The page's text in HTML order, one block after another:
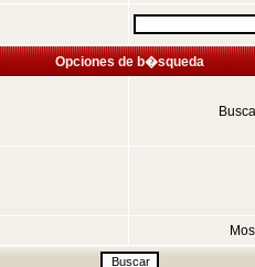
Opciones de b�squeda